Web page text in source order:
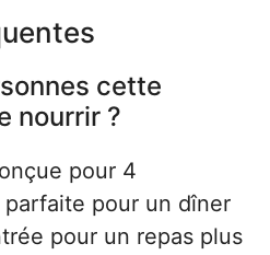
cette
nourrir ?
pour 4
pour un dîner
pour un repas plus